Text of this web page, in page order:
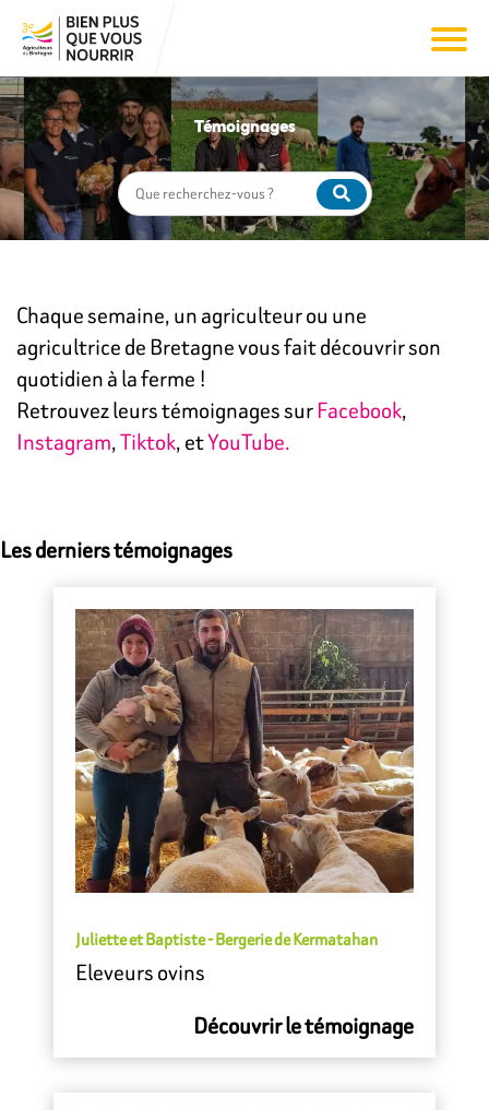
Témoignages
Chaque semaine, un agriculteur ou une
agricultrice de Bretagne vous fait découvrir son
quotidien à la ferme !
Retrouvez leurs témoignages surFacebook,
Instagram,Tiktok, etYouTube.
Les derniers témoignages
Juliette et Baptiste - Bergerie de Kermatahan
Eleveurs ovins
Découvrir le témoignage